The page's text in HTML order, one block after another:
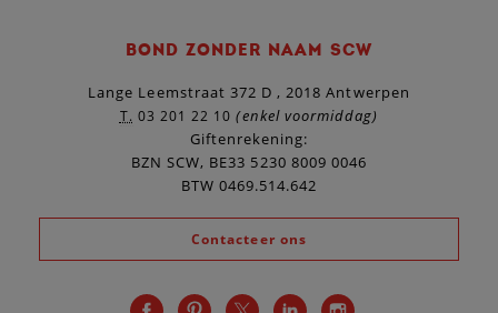
BOND ZONDER NAAM SCW
Lange Leemstraat 372 D , 2018 Antwerpen
T. 03 201 22 10 (enkel voormiddag)
Giftenrekening:
BZN SCW, BE33 5230 8009 0046
BTW 0469.514.642
Contacteer ons